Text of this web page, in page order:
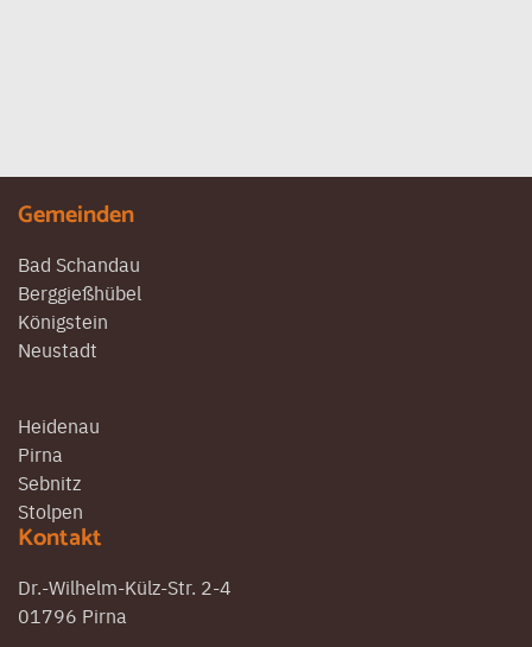
Gemeinden
Bad Schandau
Berggießhübel
Königstein
Neustadt
Heidenau
Pirna
Sebnitz
Stolpen
Kontakt
Dr.-Wilhelm-Külz-Str. 2-4
01796 Pirna